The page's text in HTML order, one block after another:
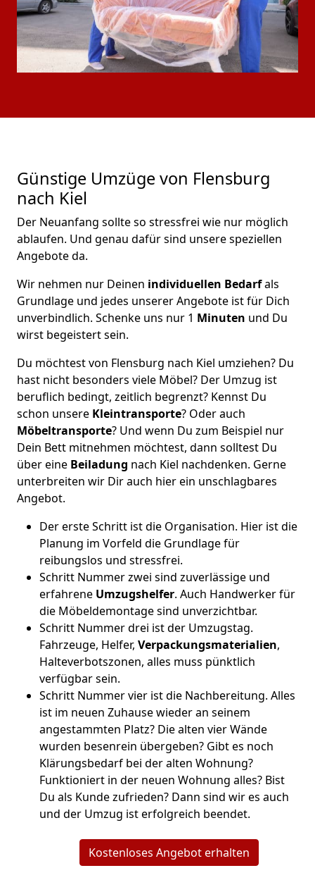
Günstige Umzüge von Flensburg
nach Kiel
Der Neuanfang sollte so stressfrei wie nur möglich
ablaufen. Und genau dafür sind unsere speziellen
Angebote da.
Wir nehmen nur Deinen individuellen Bedarfals
Grundlage und jedes unserer Angebote ist für Dich
unverbindlich. Schenke uns nur 1 Minuten und Du
wirst begeistert sein.
Du möchtest von Flensburg nach Kiel umziehen? Du
hast nicht besonders viele Möbel? Der Umzug ist
beruflich bedingt, zeitlich begrenzt? Kennst Du
schon unsere Kleintransporte? Oder auch
Möbeltransporte? Und wenn Du zum Beispiel nur
Dein Bett mitnehmen möchtest, dann solltest Du
über eine Beiladung nach Kiel nachdenken. Gerne
unterbreiten wir Dir auch hier ein unschlagbares
Angebot.
Der erste Schritt ist die Organisation. Hier ist die
Planung im Vorfeld die Grundlage für
reibungslos und stressfrei.
Schritt Nummer zwei sind zuverlässige und
erfahrene Umzugshelfer. Auch Handwerker für
die Möbeldemontage sind unverzichtbar.
Schritt Nummer drei ist der Umzugstag.
Fahrzeuge, Helfer, Verpackungsmaterialien,
Halteverbotszonen, alles muss pünktlich
verfügbar sein.
Schritt Nummer vier ist die Nachbereitung. Alles
ist im neuen Zuhause wieder an seinem
angestammten Platz? Die alten vier Wände
wurden besenrein übergeben? Gibt es noch
Klärungsbedarf bei der alten Wohnung?
Funktioniert in der neuen Wohnung alles? Bist
Du als Kunde zufrieden? Dann sind wir es auch
und der Umzug ist erfolgreich beendet.
Kostenloses Angebot erhalten